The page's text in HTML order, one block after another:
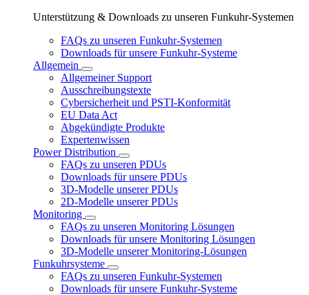
Unterstützung & Downloads zu unseren Funkuhr-Systemen
FAQs zu unseren Funkuhr-Systemen
Downloads für unsere Funkuhr-Systeme
Allgemein
Allgemeiner Support
Ausschreibungstexte
Cybersicherheit und PSTI-Konformität
EU Data Act
Abgekündigte Produkte
Expertenwissen
Power Distribution
FAQs zu unseren PDUs
Downloads für unsere PDUs
3D-Modelle unserer PDUs
2D-Modelle unserer PDUs
Monitoring
FAQs zu unseren Monitoring Lösungen
Downloads für unsere Monitoring Lösungen
3D-Modelle unserer Monitoring-Lösungen
Funkuhrsysteme
FAQs zu unseren Funkuhr-Systemen
Downloads für unsere Funkuhr-Systeme